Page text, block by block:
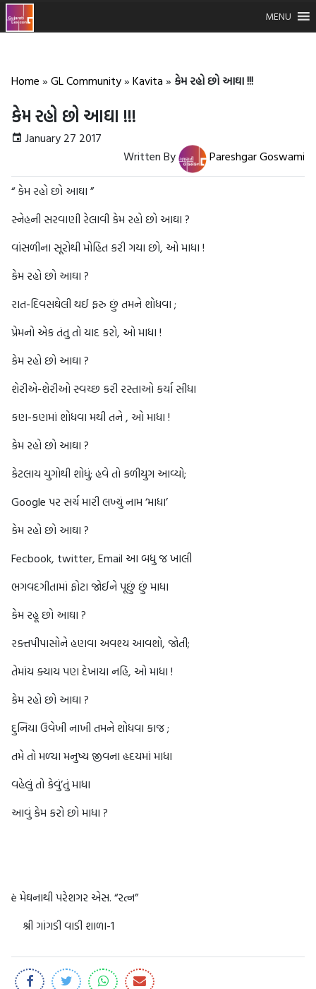
MENU
Home » GL Community» Kavita » કેમ રહો છો આઘા !!!
કેમ રહો છો આઘા !!!
January 27 2017
Written By
Pareshgar Goswami
“ કેમ રહો છો આઘા ”
સ્નેહની સરવાણી રેલાવી કેમ રહો છો આઘા ?
વાંસળીના સૂરોથી મોહિત કરી ગયા છો, ઓ માધા !
કેમ રહો છો આઘા ?
રાત-દિવસઘેલી થઈ ફરુ છું તમને શોધવા ;
પ્રેમનો એક તંતુ તો યાદ કરો, ઓ માધા !
કેમ રહો છો આઘા ?
શેરીએ-શેરીઓ સ્વચ્છ કરી રસ્તાઓ કર્યા સીધા
કણ-કણમાં શોધવા મથી તને , ઓ માધા !
કેમ રહો છો આઘા ?
કેટલાય યુગોથી શોધું; હવે તો કળીયુગ આવ્યો;
Google પર સર્ચ મારી લખ્યું નામ ‘માધા’
કેમ રહો છો આઘા ?
Fecbook, twitter, Email આ બધુ જ ખાલી
ભગવદગીતામાં ફોટા જોઈને પૂછું છું માધા
કેમ રહૂ છો આઘા ?
રક્તપીપાસોને હણવા અવશ્ય આવશો, જોતી;
તેમાંય ક્યાય પણ દેખાયા નહિ, ઓ માધા !
કેમ રહો છો આઘા ?
દુનિયા ઉવેખી નાખી તમને શોધવા કાજ ;
તમે તો મળ્યા મનુષ્ય જીવના હૃદયમાં માધા
વહેલું તો કેવું’તું માધા
આવું કેમ કરો છો માધા ?
è મેઘનાથી પરેશગર એસ. “રત્ન”
શ્રી ગાંગડી વાડી શાળા-1